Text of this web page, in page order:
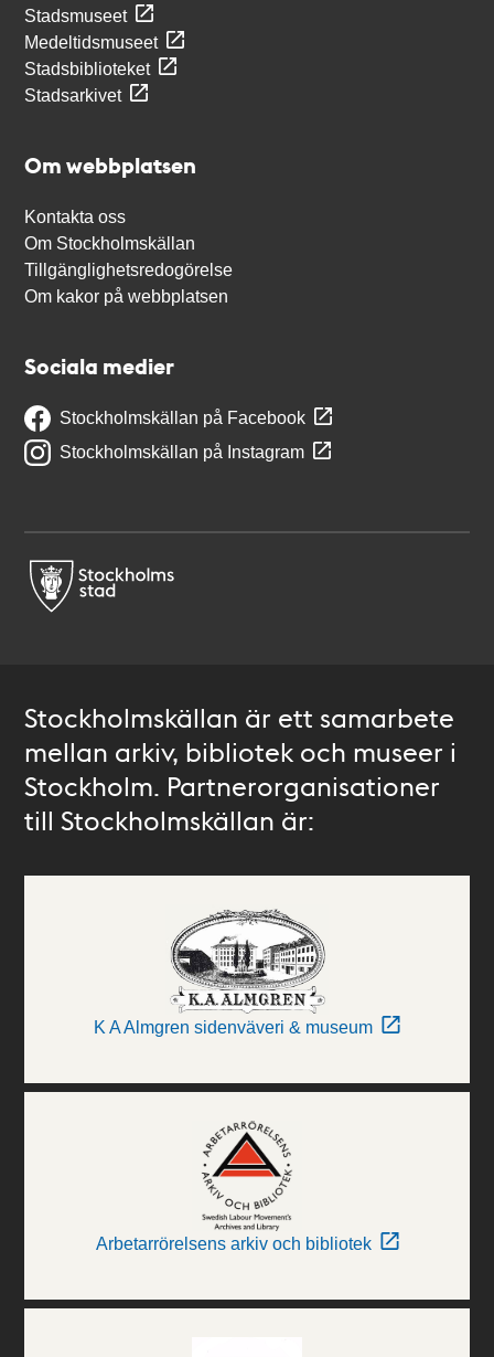
Stadsmuseet
Medeltidsmuseet
Stadsbiblioteket
Stadsarkivet
Om webbplatsen
Kontakta oss
Om Stockholmskällan
Tillgänglighetsredogörelse
Om kakor på webbplatsen
Sociala medier
Stockholmskällan på Facebook
Stockholmskällan på Instagram
Stockholmskällan är ett samarbete
mellan arkiv, bibliotek och museer i
Stockholm. Partnerorganisationer
till Stockholmskällan är:
K A Almgren sidenväveri & museum
Arbetarrörelsens arkiv och bibliotek